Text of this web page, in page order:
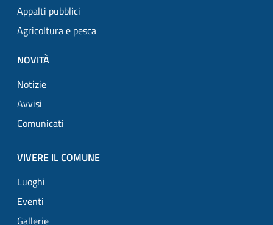
Appalti pubblici
Agricoltura e pesca
NOVITÀ
Notizie
Avvisi
Comunicati
VIVERE IL COMUNE
Luoghi
Eventi
Gallerie